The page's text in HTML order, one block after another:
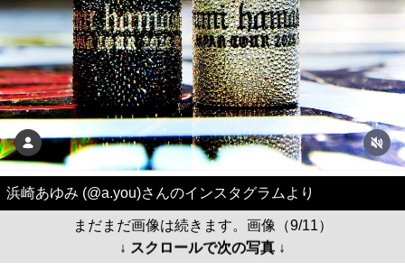
浜崎あゆみ (@a.you)さんのインスタグラムより
まだまだ画像は続きます。画像（9/11）
↓ スクロールで次の写真 ↓